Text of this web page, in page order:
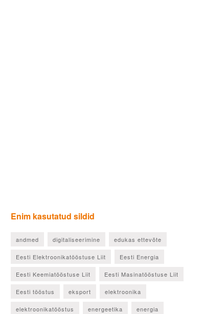
Enim kasutatud sildid
andmed digitaliseerimine edukas ettevõte
Eesti Elektroonikatööstuse Liit Eesti Energia
Eesti Keemiatööstuse Liit Eesti Masinatööstuse Liit
Eesti tööstus eksport elektroonika
elektroonikatööstus energeetika energia